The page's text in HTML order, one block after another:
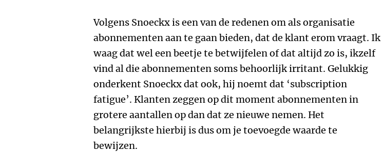
Volgens Snoeckx is een van de redenen om als organisatie
abonnementen aan te gaan bieden, dat de klant erom vraagt. Ik
waag dat wel een beetje te betwijfelen of dat altijd zo is, ikzelf
vind al die abonnementen soms behoorlijk irritant. Gelukkig
onderkent Snoeckx dat ook, hij noemt dat ‘subscription
fatigue’. Klanten zeggen op dit moment abonnementen in
grotere aantallen op dan dat ze nieuwe nemen. Het
belangrijkste hierbij is dus om je toevoegde waarde te
bewijzen.